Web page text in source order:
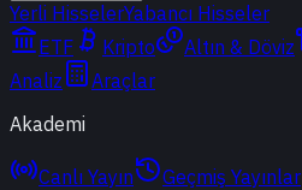
Yerli HisselerYabancı Hisseler
ETF
Kripto Altın & Döviz
Analiz
Araçlar
Akademi
Canlı Yayın Geçmiş Yayınlar